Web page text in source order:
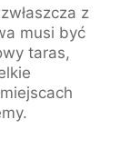
z
musi być
taras,